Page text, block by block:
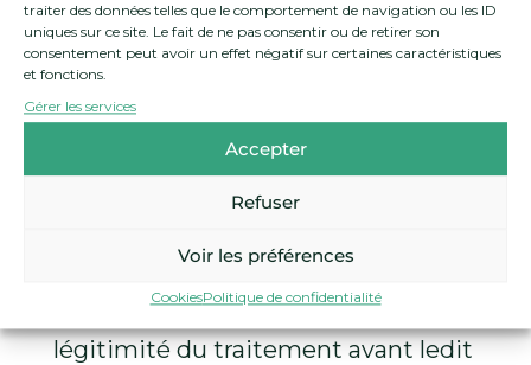
traiter des données telles que le comportement de navigation ou les ID
uniques sur ce site. Le fait de ne pas consentir ou de retirer son
consentement peut avoir un effet négatif sur certaines caractéristiques
et fonctions.
Gérer les services
Accepter
Refuser
Voir les préférences
CookiesPolitique de confidentialité
également obligés de leur fournir
ces données.
Nous pouvons également partager
des données personnelles avec des
tiers si vous nous en donnez
droit de retirer cette autorisation à
tout moment, sans préjudice de la
légitimité du traitement avant ledit